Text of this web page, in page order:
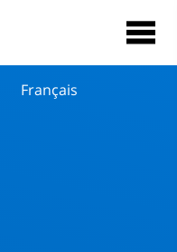
Français